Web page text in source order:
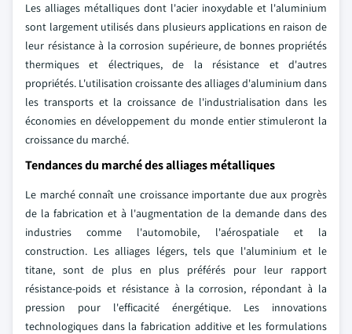
Les alliages métalliques dont l'acier inoxydable et l'aluminium
sont largement utilisés dans plusieurs applications en raison de
leur résistance à la corrosion supérieure, de bonnes propriétés
thermiques et électriques, de la résistance et d'autres
propriétés. L'utilisation croissante des alliages d'aluminium dans
les transports et la croissance de l'industrialisation dans les
économies en développement du monde entier stimuleront la
croissance du marché.
Tendances du marché des alliages métalliques
Le marché connaît une croissance importante due aux progrès
de la fabrication et à l'augmentation de la demande dans des
industries comme l'automobile, l'aérospatiale et la
construction. Les alliages légers, tels que l'aluminium et le
titane, sont de plus en plus préférés pour leur rapport
résistance-poids et résistance à la corrosion, répondant à la
pression pour l'efficacité énergétique. Les innovations
technologiques dans la fabrication additive et les formulations